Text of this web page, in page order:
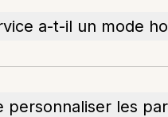
a-t-il un mode
personnaliser les